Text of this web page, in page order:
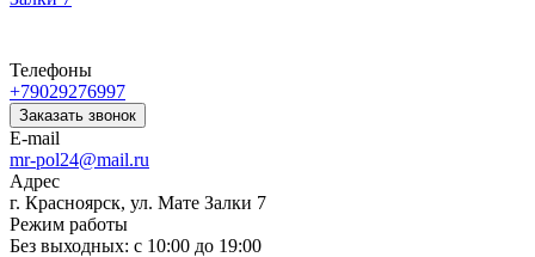
Телефоны
+79029276997
Заказать звонок
E-mail
mr-pol24@mail.ru
Адрес
г. Красноярск, ул. Мате Залки 7
Режим работы
Без выходных: с 10:00 до 19:00